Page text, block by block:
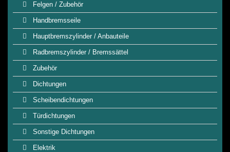
Felgen / Zubehör
Handbremsseile
Hauptbremszylinder / Anbauteile
Radbremszylinder / Bremssättel
Zubehör
Dichtungen
Scheibendichtungen
Türdichtungen
Sonstige Dichtungen
Elektrik